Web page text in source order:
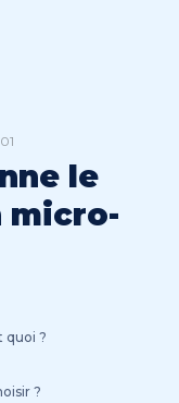
le
micro-
quoi ?
?